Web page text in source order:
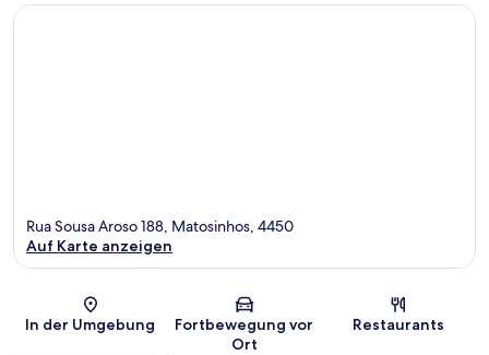
Karte
Rua Sousa Aroso 188, Matosinhos, 4450
Auf Karte anzeigen
In der Umgebung
Fortbewegung vor
Ort
Restaurants